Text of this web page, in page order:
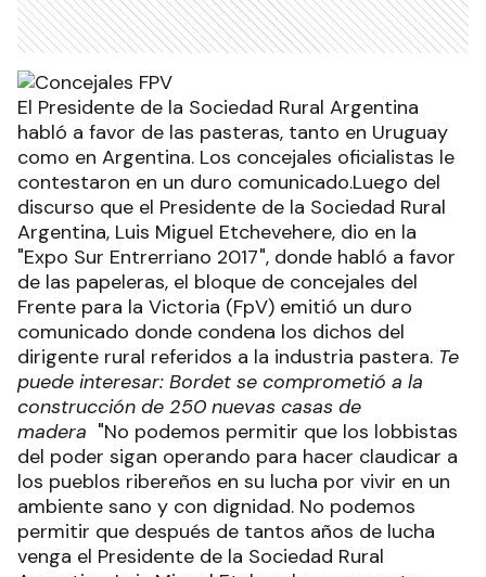
El Presidente de la Sociedad Rural Argentina
habló a favor de las pasteras, tanto en Uruguay
como en Argentina. Los concejales oficialistas le
contestaron en un duro comunicado.Luego del
discurso que el Presidente de la Sociedad Rural
Argentina, Luis Miguel Etchevehere, dio en la
"Expo Sur Entrerriano 2017", donde habló a favor
de las papeleras, el bloque de concejales del
Frente para la Victoria (FpV) emitió un duro
comunicado donde condena los dichos del
dirigente rural referidos a la industria pastera. Te
puede interesar: Bordet se comprometió a la
construcción de 250 nuevas casas de
madera "No podemos permitir que los lobbistas
del poder sigan operando para hacer claudicar a
los pueblos ribereños en su lucha por vivir en un
ambiente sano y con dignidad. No podemos
permitir que después de tantos años de lucha
venga el Presidente de la Sociedad Rural